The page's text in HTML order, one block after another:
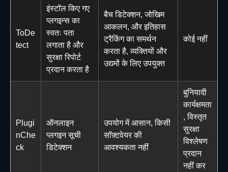
ToDe
tect
इंस्टॉल किए गए
प्लगइन्स का
स्वतः पता
लगाता है और
सुरक्षा रिपोर्ट
प्रदान करता है
बैच डिटेक्शन, जोखिम
आकलन, और इतिहास
ट्रैकिंग का समर्थन
करता है, व्यक्तियों और
उद्यमों के लिए उपयुक्त
कोई नहीं
Plugi
nChe
ck
ऑनलाइन
प्लगइन सूची
डिटेक्शन
उपयोग में आसान, किसी
सॉफ़्टवेयर की
आवश्यकता नहीं
बुनियादी
कार्यक्षमता
, विस्तृत
सुरक्षा
विश्लेषण
प्रदान
नहीं कर